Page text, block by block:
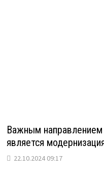
Важным
является
22.10.2024 09:17